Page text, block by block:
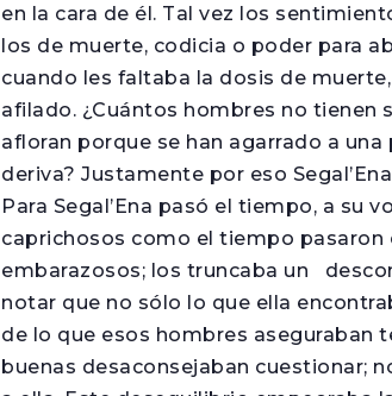
en la cara de él. Tal vez los
los de muerte, codicia o poder para
cuando les faltaba la dosis de
afilado. ¿Cuántos hombres no
afloran porque se han agarrado a
deriva? Justamente por eso
Para Segal’Ena pasó el tiempo, a su
caprichosos como el tiempo pasaron
embarazosos; los truncaba un
notar que no sólo lo que ella
de lo que esos hombres aseguraban
buenas desaconsejaban cuestionar;